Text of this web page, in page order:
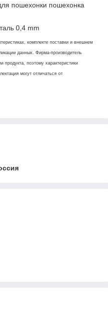
пошехонки пошехонка
0,4 mm
комплекте поставки и внешнем
данных. Фирма-производитель
продукта, поэтому характеристики
могут отличаться от